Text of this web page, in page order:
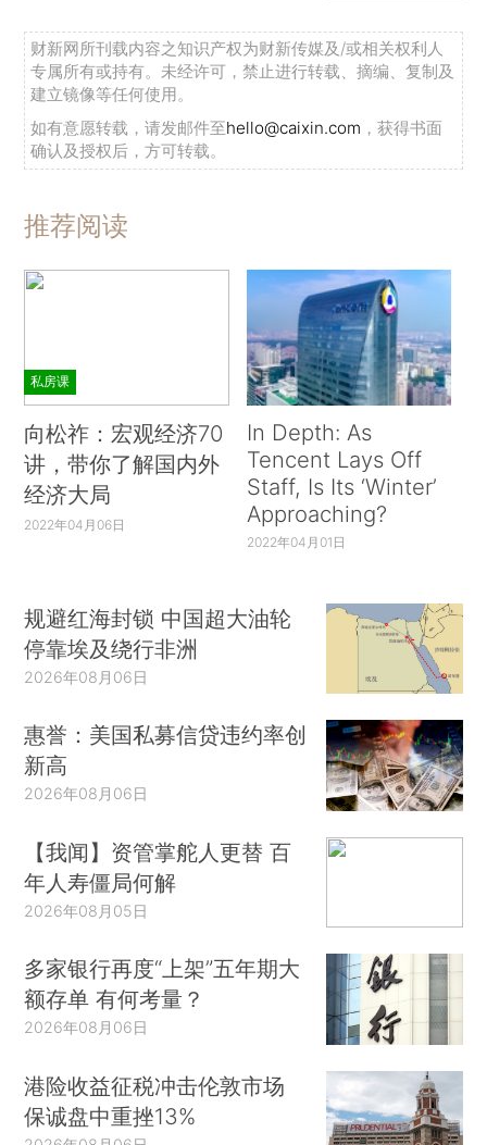
财新网所刊载内容之知识产权为财新传媒及/或相关权利人
专属所有或持有。未经许可，禁止进行转载、摘编、复制及
建立镜像等任何使用。
如有意愿转载，请发邮件至hello@caixin.com ，获得书面
确认及授权后，方可转载。
推荐阅读
私房课
向松祚：宏观经济70
讲，带你了解国内外
经济大局
2022年04月06日
In Depth: As
Tencent Lays Off
Staff, Is Its ‘Winter’
Approaching?
2022年04月01日
规避红海封锁 中国超大油轮
停靠埃及绕行非洲
2026年08月06日
惠誉：美国私募信贷违约率创
新高
2026年08月06日
【我闻】资管掌舵人更替 百
年人寿僵局何解
2026年08月05日
多家银行再度“上架”五年期大
额存单 有何考量？
2026年08月06日
港险收益征税冲击伦敦市场
保诚盘中重挫13%